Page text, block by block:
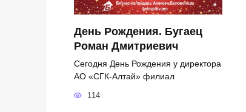
День Рождения. Бугаец
Роман Дмитриевич
Сегодня День Рождения у директора
АО «СГК-Алтай» филиал
114